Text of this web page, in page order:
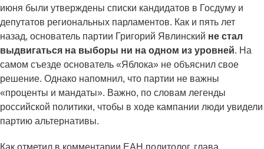
июня были утверждены списки кандидатов в Госдуму и
депутатов региональных парламентов. Как и пять лет
назад, основатель партии Григорий Явлинский не стал
выдвигаться на выборы ни на одном из уровней. На
самом съезде основатель «Яблока» не объяснил свое
решение. Однако напомнил, что партии не важны
«проценты и мандаты». Важно, по словам легенды
российской политики, чтобы в ходе кампании люди увидели
партию альтернативы.